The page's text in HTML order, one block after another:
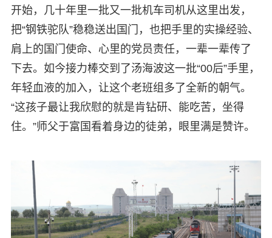
开始，几十年里一批又一批机车司机从这里出发，
把“钢铁驼队”稳稳送出国门，也把手里的实操经验、
肩上的国门使命、心里的党员责任，一辈一辈传了
下去。如今接力棒交到了汤海波这一批“00后”手里，
年轻血液的加入，让这个老班组多了全新的朝气。
“这孩子最让我欣慰的就是肯钻研、能吃苦，坐得
住。”师父于富国看着身边的徒弟，眼里满是赞许。